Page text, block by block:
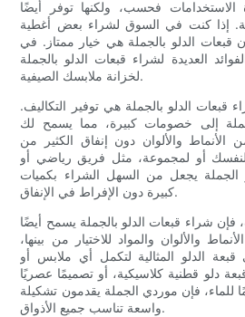
فحسب، ولكنها توفر أيضًا
إذا كنت في السوق لشراء بعض أغطية
قبعات الدلو بالجملة هي خيار ممتاز. في
العديدة لشراء قبعات الدلو بالجملة
لخزانة ملابسك الصيفية.
قبعات الدلو بالجملة هي توفير التكاليف.
إلى خصومات كبيرة، مما يسمح لك
والألوان دون إنفاق الكثير من
أو لمجموعة، مثل فريق رياضي أو
يجعل من السهل الشراء بكميات
كبيرة دون الإفراط في الإنفاق.
فإن شراء قبعات الدلو بالجملة يسمح أيضًا
والألوان والمواد للاختيار من بينها،
الدلو المثالية لتكمل أي ملابس أو
دلو قطنية كلاسيكية، أو تصميمًا عصريًا
للماء، فإن موردي الجملة يقدمون تشكيلة
واسعة تناسب جميع الأذواق.